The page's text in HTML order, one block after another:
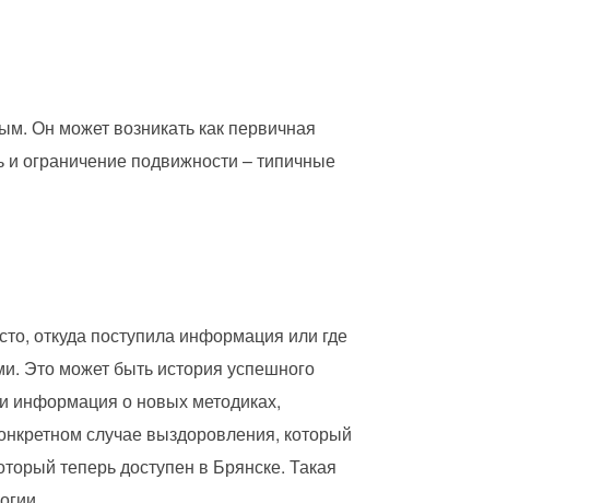
Он может возникать как первичная
и ограничение подвижности – типичные
откуда поступила информация или где
Это может быть история успешного
информация о новых методиках,
случае выздоровления, который
теперь доступен в Брянске. Такая